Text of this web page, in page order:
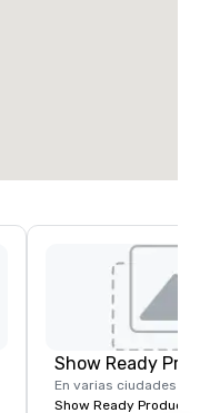
Show Ready
En varias ciudades
Show Ready